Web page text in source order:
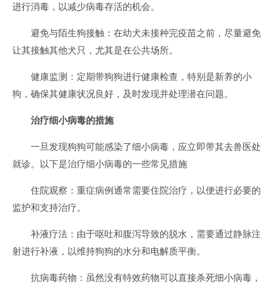
进行消毒，以减少病毒存活的机会。
避免与陌生狗接触：在幼犬未接种完疫苗之前，尽量避免
让其接触其他犬只，尤其是在公共场所。
健康监测：定期带狗狗进行健康检查，特别是新养的小
狗，确保其健康状况良好，及时发现并处理潜在问题。
治疗细小病毒的措施
一旦发现狗狗可能感染了细小病毒，应立即带其去兽医处
就诊。以下是治疗细小病毒的一些常见措施
住院观察：重症病例通常需要住院治疗，以便进行必要的
监护和支持治疗。
补液疗法：由于呕吐和腹泻导致的脱水，需要通过静脉注
射进行补液，以维持狗狗的水分和电解质平衡。
抗病毒药物：虽然没有特效药物可以直接杀死细小病毒，